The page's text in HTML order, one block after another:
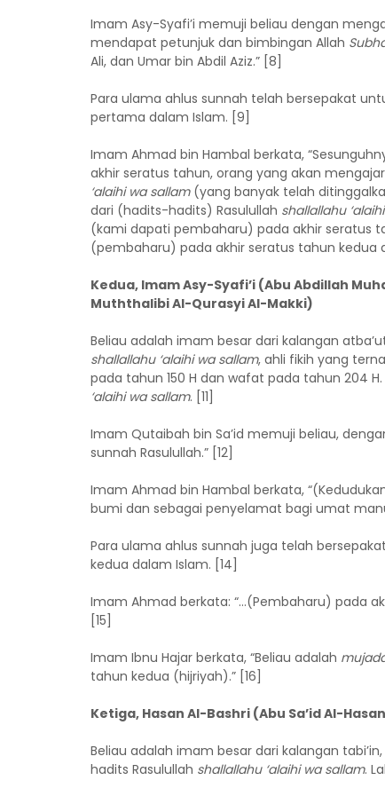
Imam Asy-Syafi’i memuji beliau dengan
mendapat petunjuk dan bimbingan Allah
Ali, dan Umar bin Abdil Aziz.” [8]
Para ulama ahlus sunnah telah bersepakat
pertama dalam Islam. [9]
Imam Ahmad bin Hambal berkata,
akhir seratus tahun, orang yang akan
‘alaihi wa sallam(yang banyak telah
dari (hadits-hadits) Rasulullah shallallahu
(kami dapati pembaharu) pada akhir seratus
(pembaharu) pada akhir seratus tahun kedua
Kedua, Imam Asy-Syafi’i (Abu Abdillah
Muththalibi Al-Qurasyi Al-Makki)
Beliau adalah imam besar dari kalangan
shallallahu ‘alaihi wa sallam, ahli fikih yang
pada tahun 150 H dan wafat pada tahun 204
‘alaihi wa sallam. [11]
Imam Qutaibah bin Sa’id memuji beliau,
sunnah Rasulullah.” [12]
Imam Ahmad bin Hambal berkata,
bumi dan sebagai penyelamat bagi umat
Para ulama ahlus sunnah juga telah
kedua dalam Islam. [14]
Imam Ahmad berkata: “…(Pembaharu) pada
[15]
Imam Ibnu Hajar berkata, “Beliau adalah
tahun kedua (hijriyah).” [16]
Ketiga, Hasan Al-Bashri (Abu Sa’id Al-
Beliau adalah imam besar dari kalangan tabi’in,
hadits Rasulullah shallallahu ‘alaihi wa sallam.